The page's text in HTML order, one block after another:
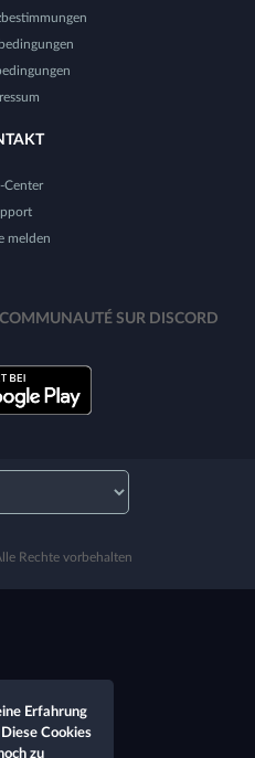
Center
melden
SUR DISCORD
Rechte vorbehalten
Erfahrung
Cookies
zu